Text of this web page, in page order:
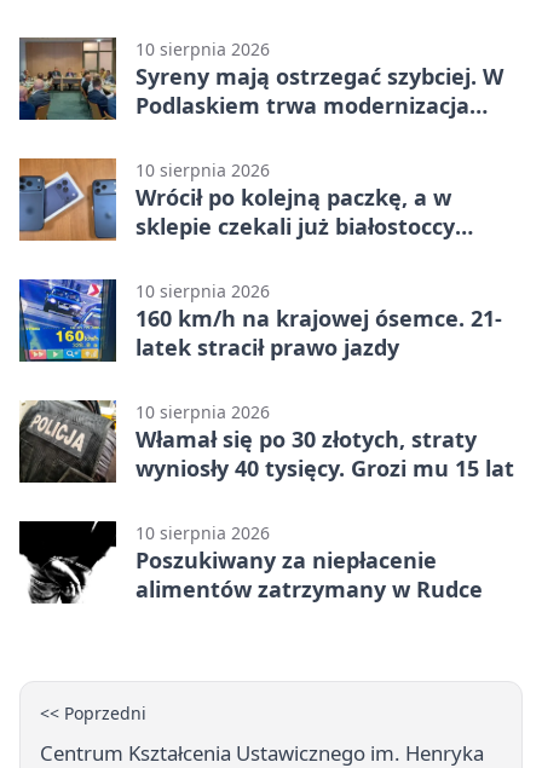
10 sierpnia 2026
Syreny mają ostrzegać szybciej. W
Podlaskiem trwa modernizacja
10 sierpnia 2026
Wrócił po kolejną paczkę, a w
sklepie czekali już białostoccy
10 sierpnia 2026
160 km/h na krajowej ósemce. 21-
latek stracił prawo jazdy
10 sierpnia 2026
Włamał się po 30 złotych, straty
wyniosły 40 tysięcy. Grozi mu 15 lat
10 sierpnia 2026
Poszukiwany za niepłacenie
alimentów zatrzymany w Rudce
<< Poprzedni
Centrum Kształcenia Ustawicznego im. Henryka